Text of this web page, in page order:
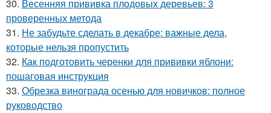
30. Весенняя прививка плодовых деревьев: 3
проверенных метода
31. Не забудьте сделать в декабре: важные дела,
которые нельзя пропустить
32. Как подготовить черенки для прививки яблони:
пошаговая инструкция
33. Обрезка винограда осенью для новичков: полное
руководство